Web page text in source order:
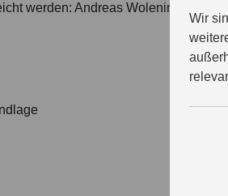
Wir
werden: Andreas Wolenin, Lange